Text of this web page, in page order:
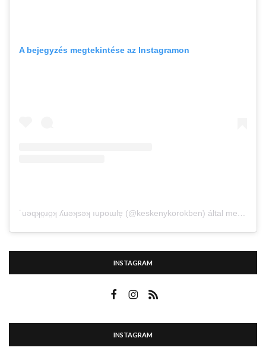
A bejegyzés megtekintése az Instagramon
˙uǝqʞo̤ɹo̤ʞ ʎuǝʞsǝʞ ıupoɯlɐ̗ (@keskenykorokben) által megosztott bejegyzés
INSTAGRAM
INSTAGRAM